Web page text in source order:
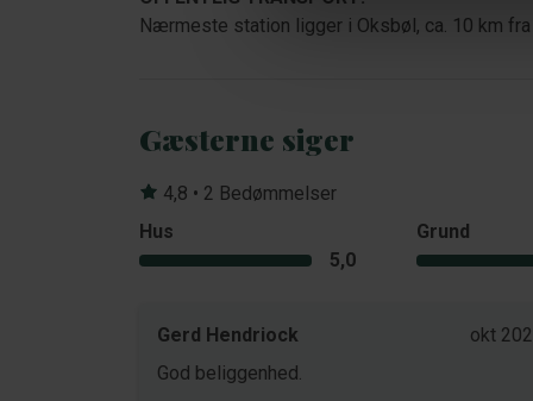
Nærmeste station ligger i Oksbøl, ca. 10 km fra
Gæsterne siger
4,8 • 2 Bedømmelser
Hus
5,0
Grund
Gerd Hendriock
okt
God beliggenhed.